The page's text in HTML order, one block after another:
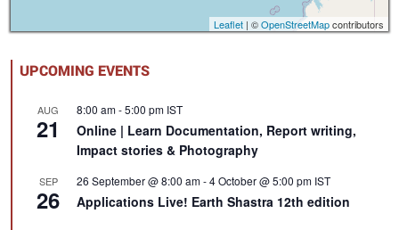
Leaflet | ©OpenStreetMapcontributors
UPCOMING EVENTS
AUG
21
8:00 am-5:00 pm IST
Online | Learn Documentation, Report writing,
Impact stories & Photography
SEP
26
26 September @ 8:00 am-4 October @ 5:00 pm IST
Applications Live! Earth Shastra 12th edition